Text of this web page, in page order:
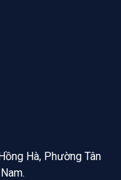
Hà, Phường Tân